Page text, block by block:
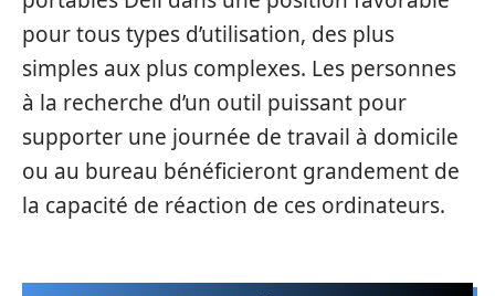
pour tous types d’utilisation, des plus
simples aux plus complexes. Les personnes
à la recherche d’un outil puissant pour
supporter une journée de travail à domicile
ou au bureau bénéficieront grandement de
la capacité de réaction de ces ordinateurs.